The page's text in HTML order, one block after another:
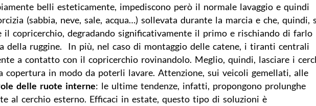
belli esteticamente, impediscono però il normale lavaggio e quindi
(sabbia, neve, sale, acqua…) sollevata durante la marcia e che, quindi,
copricerchio, degradando significativamente il primo e rischiando di farlo
della ruggine. In più, nel caso di montaggio delle catene, i tiranti centrali
a contatto con il copricerchio rovinandolo. Meglio, quindi, lasciare i
copertura in modo da poterli lavare. Attenzione, sui veicoli gemellati, alle
delle ruote interne: le ultime tendenze, infatti, propongono prolunghe
al cerchio esterno. Efficaci in estate, questo tipo di soluzioni è